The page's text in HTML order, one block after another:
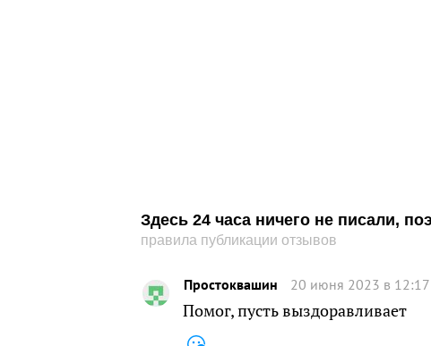
Здесь 24 часа ничего не писали,
правила публикации отзывов
Простоквашин 20 июня 2023 в 12:17
Помог, пусть выздоравливает